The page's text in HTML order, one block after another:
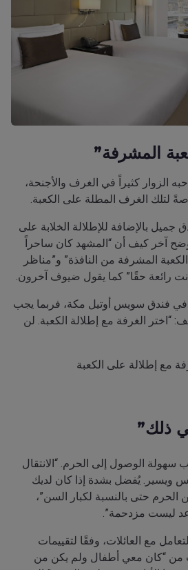
المشرفة”
الزوار كثيراً في الغرف والأجنحة،
لتلك الغرف المطلة على الكعبة.
جميل بالإضافة للإطلالة الخلابة على
آخر كيف أن “المشهد كان ساحراً
المشرفة من النافذة” و”مناظر
رائعة حقًا” كما يقول ضيوف آخرون.
فندق سويس أوتيل مكة، فربما يجب
“اختر الغرفة مع إطلالة الكعبة. لن
مع إطلالة على الكعبة
ذلك”
سهولة الوصول إلى الحرم. “الانتقال
ويسير. يُفضل بشدة إذا كان لديك
الحرم حتى بالنسبة لكبار السن”،
ليست مزدحمة”.
مع العائلات، وفقًا لتقييمات
من “كان معي أطفال ولم يكن من